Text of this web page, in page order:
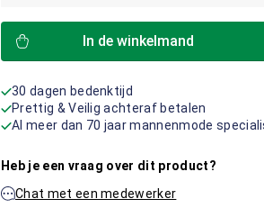
In de winkelmand
30 dagen bedenktijd
Prettig & Veilig achteraf betalen
Al meer dan 70 jaar mannenmode
Heb je een vraag over dit product?
Chat met een medewerker